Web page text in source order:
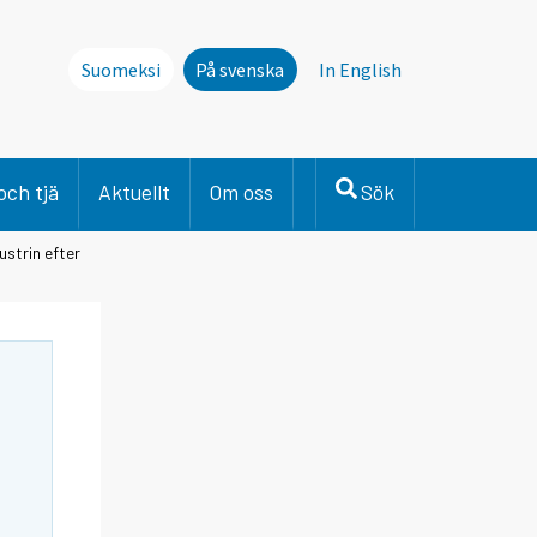
Suomeksi På svenska In English
tjä Aktuellt Om oss Sök
efter